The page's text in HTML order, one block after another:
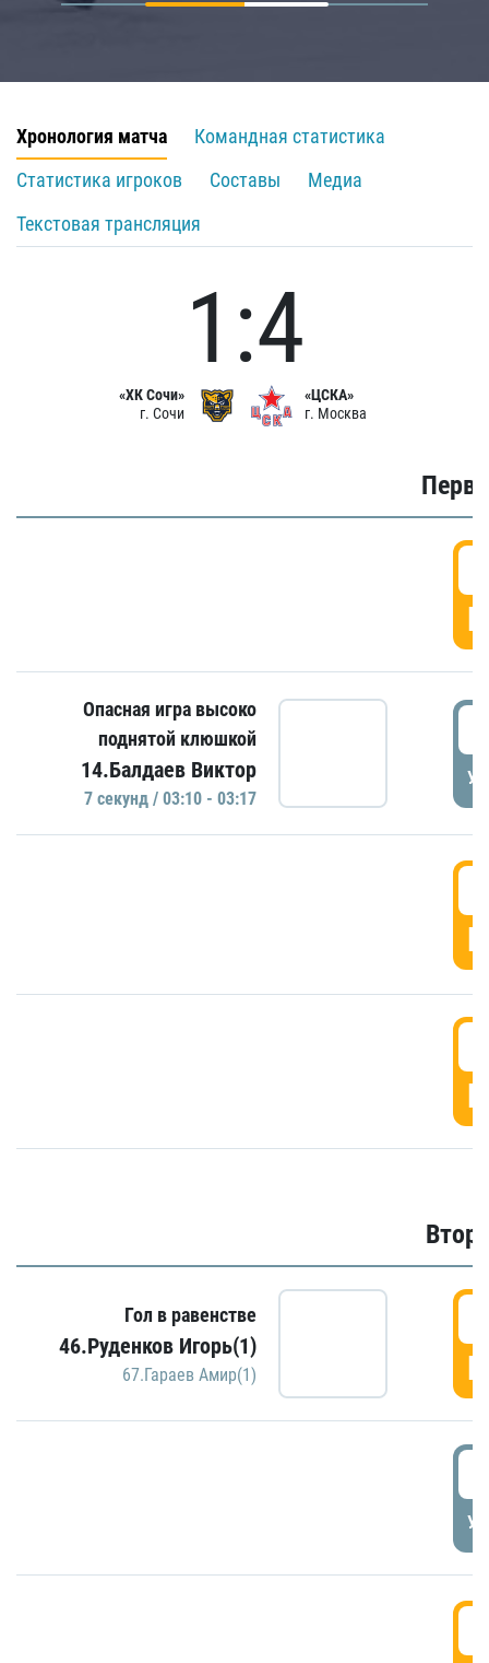
Хронология матча
Командная статистика
Статистика игроков
Составы
Медиа
Текстовая трансляция
«ХК Сочи»
г. Сочи
1:4
«ЦСКА»
г. Москва
Опасная игра высоко
поднятой клюшкой
14.Балдаев Виктор
7 секунд / 03:10 - 03:17
Гол в равенстве
46.Руденков Игорь(1)
67.Гараев Амир(1)